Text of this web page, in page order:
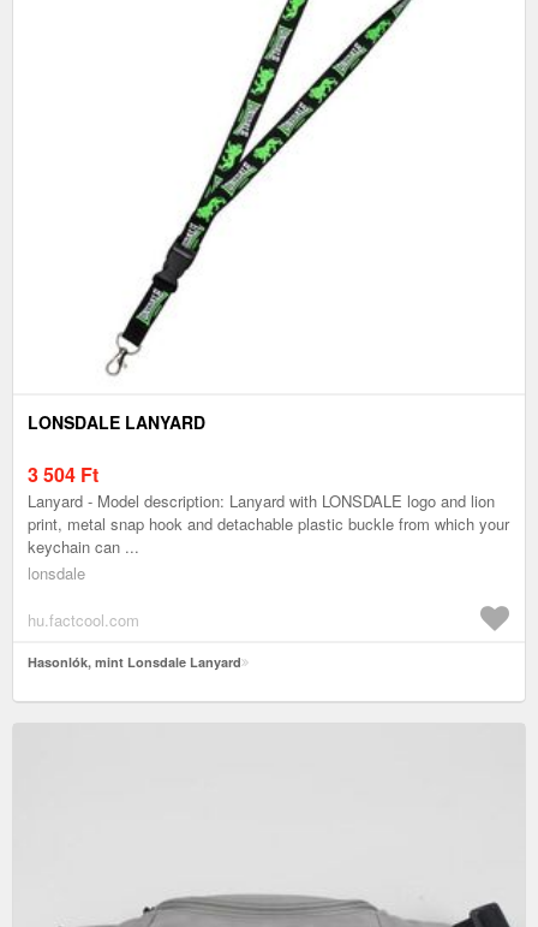
LONSDALE LANYARD
3 504 Ft
Lanyard - Model description: Lanyard with LONSDALE logo and lion
print, metal snap hook and detachable plastic buckle from which your
keychain can ...
lonsdale
hu.factcool.com
Hasonlók, mint Lonsdale Lanyard